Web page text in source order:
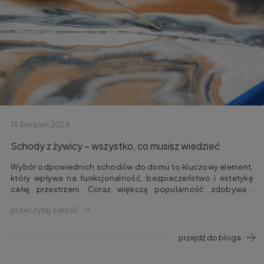
14 Sierpień 2024
Schody z żywicy – wszystko, co musisz wiedzieć
Wybór odpowiednich schodów do domu to kluczowy element,
który wpływa na funkcjonalność, bezpieczeństwo i estetykę
całej przestrzeni. Coraz większą popularność zdobywają
wyjątkową trwałość i łatwość w utrzymaniu. W tym artykule
zastosowaniom oraz kluczowym aspektom, na które warto
zwrócić uwagę przy wyborze tego rozwiązania.
przeczytaj całość
przejdź do bloga